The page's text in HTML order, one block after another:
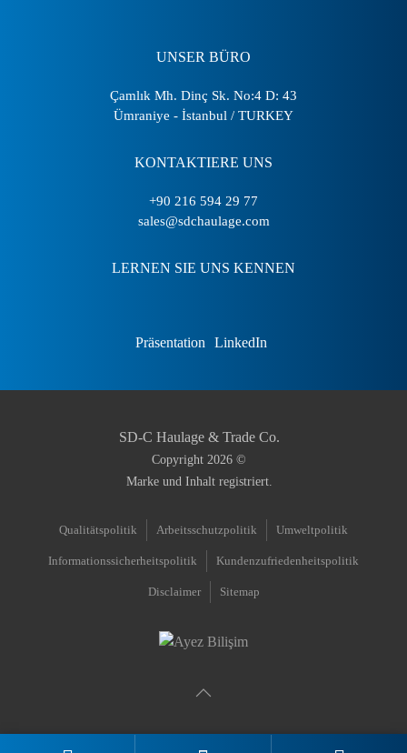
UNSER BÜRO
Çamlık Mh. Dinç Sk. No:4 D: 43
Ümraniye - İstanbul / TURKEY
KONTAKTIERE UNS
+90 216 594 29 77
sales@sdchaulage.com
LERNEN SIE UNS KENNEN
Präsentation LinkedIn
SD-C Haulage & Trade Co.
Copyright 2026 ©
Marke und Inhalt registriert.
Qualitätspolitik Arbeitsschutzpolitik Umweltpolitik
Informationssicherheitspolitik Kundenzufriedenheitspolitik
Disclaimer Sitemap